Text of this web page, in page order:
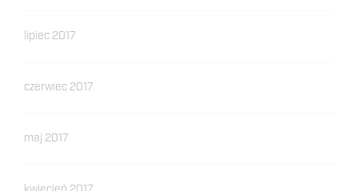
lipiec 2017
czerwiec 2017
maj 2017